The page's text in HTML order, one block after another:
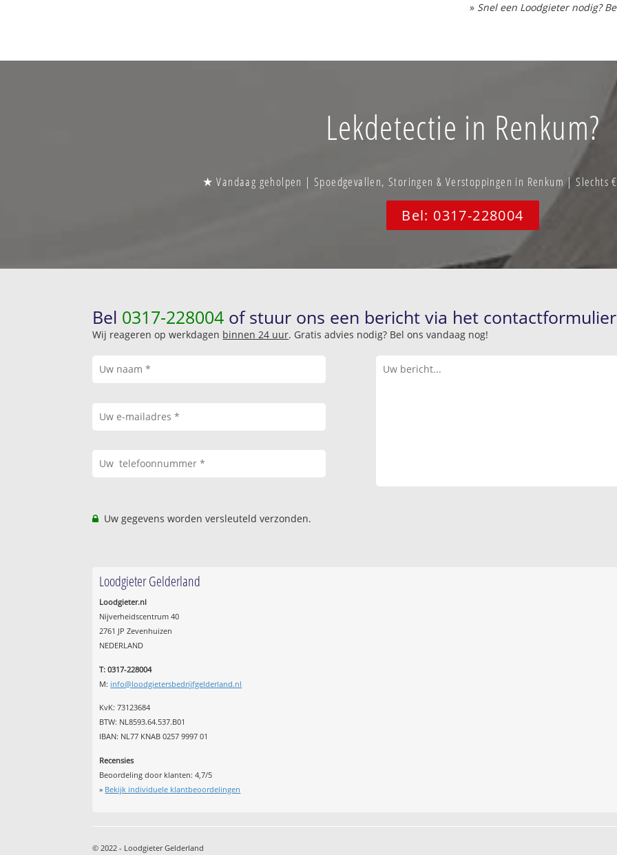
» Snel een Loodgieter nodig?
Lekdetectie in Renkum?
★ Vandaag geholpen | Spoedgevallen, Storingen & Verstoppingen in Renkum |
Bel: 0317-228004
Bel 0317-228004 of stuur ons een bericht via het
Wij reageren op werkdagen binnen 24 uur. Gratis advies nodig? Bel ons vandaag nog!
Uw gegevens worden versleuteld verzonden.
Loodgieter Gelderland
Loodgieter.nl
Nijverheidscentrum 40
2761 JP Zevenhuizen
NEDERLAND
T: 0317-228004
M: info@loodgietersbedrijfgelderland.nl
KvK: 73123684
BTW: NL8593.64.537.B01
IBAN: NL77 KNAB 0257 9997 01
Recensies
Beoordeling door klanten:4,7/5
» Bekijk individuele klantbeoordelingen
© 2022 - Loodgieter Gelderland